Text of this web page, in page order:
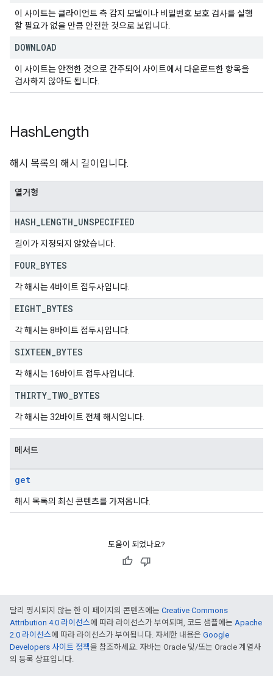
이 사이트는 클라이언트 측 감지 모델이나 비밀번호 보호 검사를 실행
할 필요가 없을 만큼 안전한 것으로 보입니다.
DOWNLOAD
이 사이트는 안전한 것으로 간주되어 사이트에서 다운로드한 항목을
검사하지 않아도 됩니다.
HashLength
해시 목록의 해시 길이입니다.
열거형
HASH LENGTH UNSPECIFIED
길이가 지정되지 않았습니다.
FOUR BYTES
각 해시는 4바이트 접두사입니다.
EIGHT BYTES
각 해시는 8바이트 접두사입니다.
SIXTEEN BYTES
각 해시는 16바이트 접두사입니다.
THIRTY TWO BYTES
각 해시는 32바이트 전체 해시입니다.
메서드
get
해시 목록의 최신 콘텐츠를 가져옵니다.
도움이 되었나요?
달리 명시되지 않는 한 이 페이지의 콘텐츠에는 Creative Commons
Attribution 4.0 라이선스에 따라 라이선스가 부여되며, 코드 샘플에는 Apache
2.0 라이선스에 따라 라이선스가 부여됩니다. 자세한 내용은 Google
Developers 사이트 정책을 참조하세요. 자바는 Oracle 및/또는 Oracle 계열사
의 등록 상표입니다.